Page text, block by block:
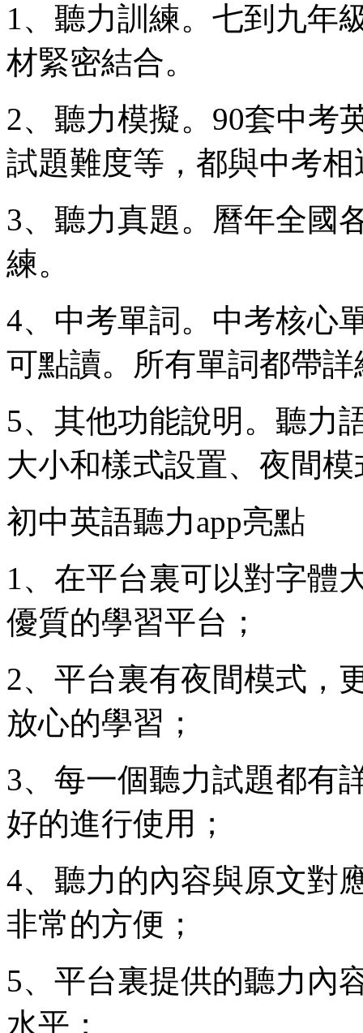
1、聽力訓練。七到九年
材緊密結合。
2、聽力模擬。90套中考
試題難度等，都與中考相
3、聽力真題。曆年全國
練。
4、中考單詞。中考核心
可點讀。所有單詞都帶
5、其他功能說明。聽力
大小和樣式設置、夜間
初中英語聽力app亮點
1、在平台裏可以對字體
優質的學習平台；
2、平台裏有夜間模式，
放心的學習；
3、每一個聽力試題都有
好的進行使用；
4、聽力的內容與原文對
非常的方便；
5、平台裏提供的聽力內
水平；